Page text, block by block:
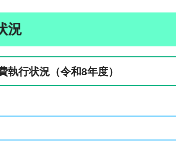
況
執行状況（令和8年度）